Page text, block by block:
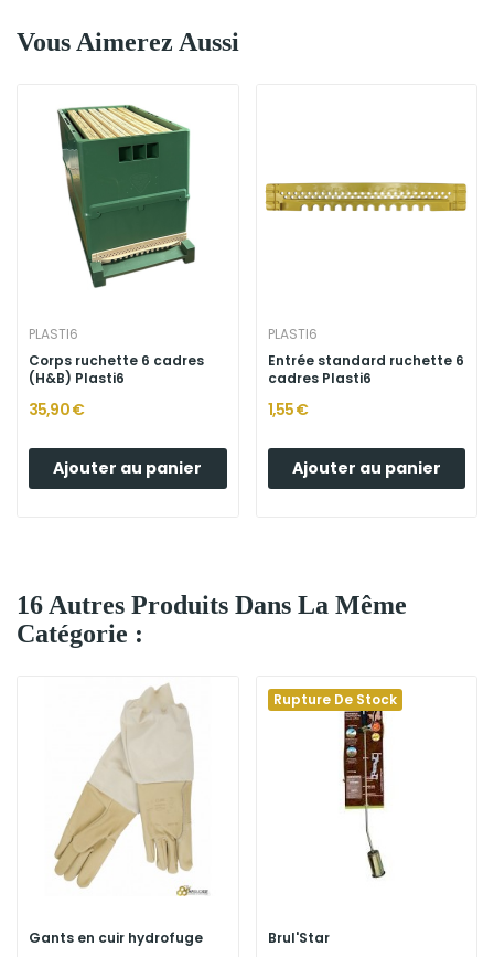
Vous Aimerez Aussi
PLASTI6
Corps ruchette 6 cadres
(H&B) Plasti6
35,90 €
Ajouter au panier
PLASTI6
Entrée standard ruchette 6
cadres Plasti6
1,55 €
Ajouter au panier
16 Autres Produits Dans La Même
Catégorie :
Gants en cuir hydrofuge
Rupture De Stock
Brul'Star